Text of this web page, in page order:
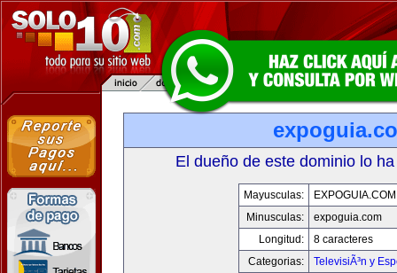
El dueño de este dominio lo
Mayusculas:
EXPOGUIA.COM
Minusculas:
expoguia.com
Longitud:
8 caracteres
Categorias:
TelevisiÃ³n y